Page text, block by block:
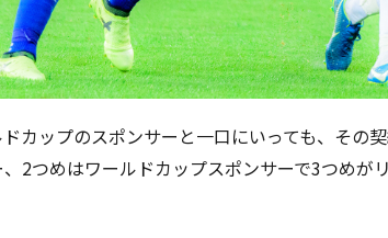
ドカップのスポンサーと一口にいっても、その
2つめはワールドカップスポンサーで3つめが